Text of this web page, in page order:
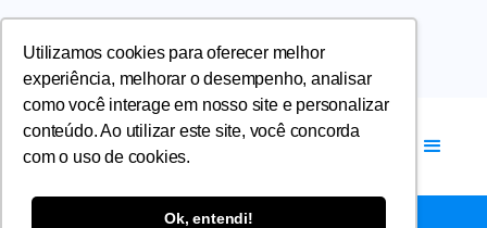
Utilizamos cookies para oferecer melhor
experiência, melhorar o desempenho, analisar
como você interage em nosso site e personalizar
conteúdo. Ao utilizar este site, você concorda
com o uso de cookies.
Ok, entendi!
FONACATE